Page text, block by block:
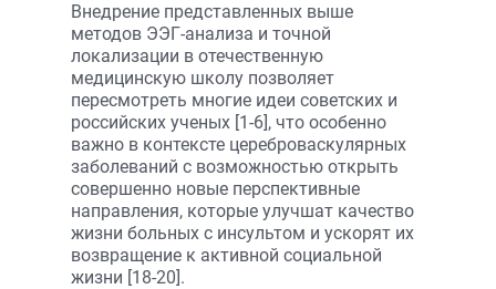
Внедрение представленных выше
методов ЭЭГ-анализа и точной
локализации в отечественную
медицинскую школу позволяет
пересмотреть многие идеи советских и
российских ученых [1-6], что особенно
важно в контексте цереброваскулярных
заболеваний с возможностью открыть
совершенно новые перспективные
направления, которые улучшат качество
жизни больных с инсультом и ускорят их
возвращение к активной социальной
жизни [18-20].